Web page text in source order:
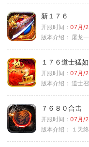
新１７６
开服时间： 07月/
版本介绍： 屠龙
１７６道士猛
开服时间： 07月/
版本介绍： 道士
７６８０合击
开服时间： 07月/
版本介绍：
１天